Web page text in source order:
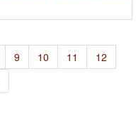
9 10 11
12